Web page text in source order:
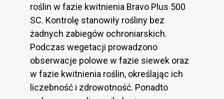
roślin w fazie kwitnienia Bravo Plus 500
SC. Kontrolę stanowiły rośliny bez
żadnych zabiegów ochroniarskich.
Podczas wegetacji prowadzono
obserwacje polowe w fazie siewek oraz
w fazie kwitnienia roślin, określając ich
liczebność i zdrowotność. Ponadto